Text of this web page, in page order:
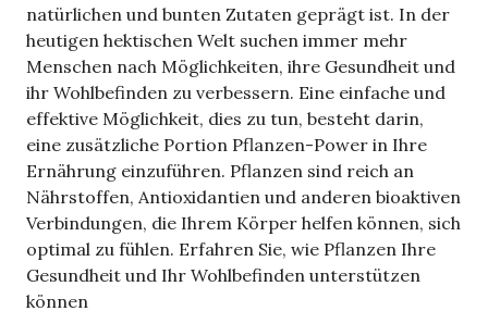
natürlichen und bunten Zutaten geprägt ist. In der
heutigen hektischen Welt suchen immer mehr
Menschen nach Möglichkeiten, ihre Gesundheit und
ihr Wohlbefinden zu verbessern. Eine einfache und
effektive Möglichkeit, dies zu tun, besteht darin,
eine zusätzliche Portion Pflanzen-Power in Ihre
Ernährung einzuführen. Pflanzen sind reich an
Nährstoffen, Antioxidantien und anderen bioaktiven
Verbindungen, die Ihrem Körper helfen können, sich
optimal zu fühlen. Erfahren Sie, wie Pflanzen Ihre
Gesundheit und Ihr Wohlbefinden unterstützen
können